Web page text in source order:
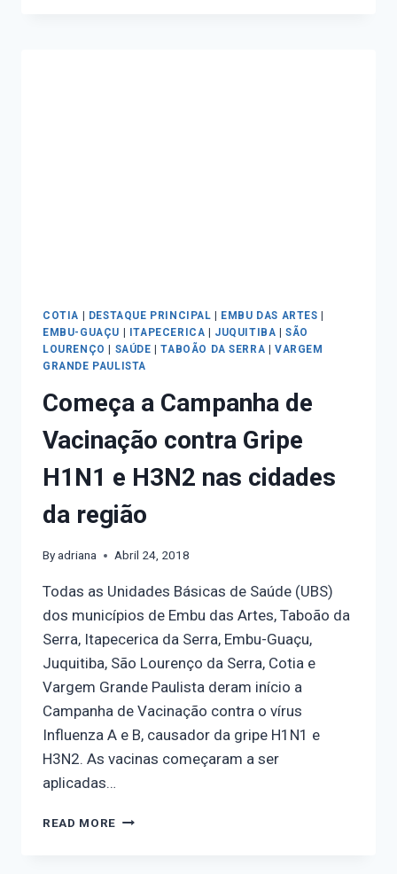
COTIA | DESTAQUE PRINCIPAL | EMBU DAS ARTES |
EMBU-GUAÇU | ITAPECERICA | JUQUITIBA |SÃO
LOURENÇO | SAÚDE |TABOÃO DA SERRA |VARGEM
GRANDE PAULISTA
Começa a Campanha de
Vacinação contra Gripe
H1N1 e H3N2 nas cidades
da região
Byadriana Abril 24, 2018
Todas as Unidades Básicas de Saúde (UBS)
dos municípios de Embu das Artes, Taboão da
Serra, Itapecerica da Serra, Embu-Guaçu,
Juquitiba, São Lourenço da Serra, Cotia e
Vargem Grande Paulista deram início a
Campanha de Vacinação contra o vírus
Influenza A e B, causador da gripe H1N1 e
H3N2. As vacinas começaram a ser
aplicadas…
READ MORE